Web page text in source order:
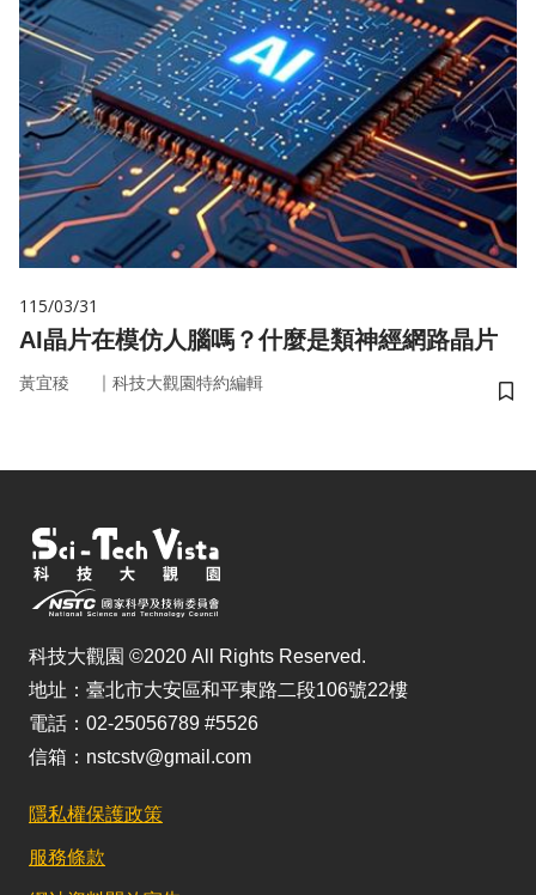
115/03/31
AI晶片在模仿人腦嗎？什麼是類神經網路晶片
黃宜稜 ｜ 科技大觀園特約編輯
儲
科技大觀園 ©2020 All Rights Reserved.
地址：臺北市大安區和平東路二段106號22樓
電話：02-25056789 #5526
信箱：nstcstv@gmail.com
隱私權保護政策
服務條款